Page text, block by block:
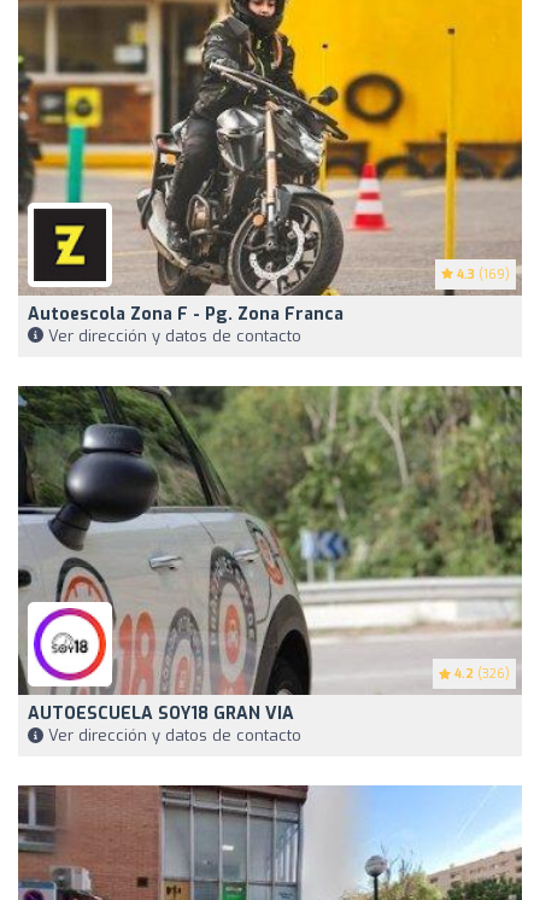
4.3 (169)
Autoescola Zona F - Pg. Zona Franca
Ver dirección y datos de contacto
4.2 (326)
AUTOESCUELA SOY18 GRAN VIA
Ver dirección y datos de contacto